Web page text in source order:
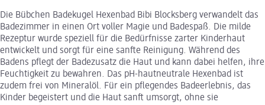
Die Bübchen Badekugel Hexenbad Bibi Blocksberg verwandelt das
Badezimmer in einen Ort voller Magie und Badespaß. Die milde
Rezeptur wurde speziell für die Bedürfnisse zarter Kinderhaut
entwickelt und sorgt für eine sanfte Reinigung. Während des
Badens pflegt der Badezusatz die Haut und kann dabei helfen, ihre
Feuchtigkeit zu bewahren. Das pH-hautneutrale Hexenbad ist
zudem frei von Mineralöl. Für ein pflegendes Badeerlebnis, das
Kinder begeistert und die Haut sanft umsorgt, ohne sie